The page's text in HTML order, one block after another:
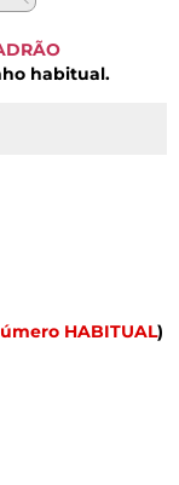
habitual.
HABITUAL)